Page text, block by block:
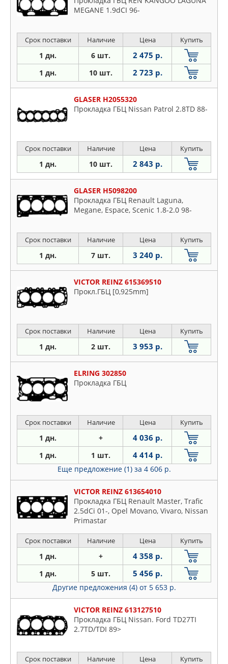
MEGANE 1.9dCI 96-
Срок поставки Наличие Цена Купить
1 дн. 6 шт. 2 475 р.
1 дн. 10 шт. 2 723 р.
GLASER H2055320
Прокладка ГБЦ Nissan Patrol 2.8TD 88-
Срок поставки Наличие Цена Купить
1 дн. 10 шт. 2 843 р.
GLASER H5098200
Прокладка ГБЦ Renault Laguna,
Megane, Espace, Scenic 1.8-2.0 98-
Срок поставки Наличие Цена Купить
1 дн. 7 шт. 3 240 р.
VICTOR REINZ 615369510
Прокл.ГБЦ [0,925mm]
Срок поставки Наличие Цена Купить
1 дн. 2 шт. 3 953 р.
ELRING 302850
Прокладка ГБЦ
Срок поставки Наличие Цена Купить
1 дн. + 4 036 р.
1 дн. 1 шт. 4 414 р.
Еще предложение (1) за 4 606 р.
VICTOR REINZ 613654010
Прокладка ГБЦ Renault Master, Trafic
2.5dCi 01-, Opel Movano, Vivaro, Nissan
Primastar
Срок поставки Наличие Цена Купить
1 дн. + 4 358 р.
1 дн. 5 шт. 5 456 р.
Другие предложения (4) от 5 653 р.
VICTOR REINZ 613127510
Прокладка ГБЦ Nissan. Ford TD27TI
2.7TD/TDI 89>
Срок поставки Наличие Цена Купить